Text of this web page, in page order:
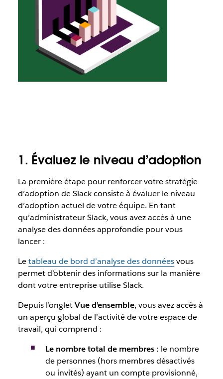
1. Évaluez le niveau d’adoption
La première étape pour renforcer votre stratégie
d’adoption de Slack consiste à évaluer le niveau
d’adoption actuel de votre équipe. En tant
qu’administrateur Slack, vous avez accès à une
analyse des données approfondie pour vous
lancer :
Letableau de bord d’analyse des donnéesvous
permet d’obtenir des informations sur la manière
dont votre entreprise utilise Slack.
Depuis l’ongletVue d’ensemble, vous avez accès à
un aperçu global de l’activité de votre espace de
travail, qui comprend :
Le nombre total de membres : le nombre
de personnes (hors membres désactivés
ou invités) ayant un compte provisionné,